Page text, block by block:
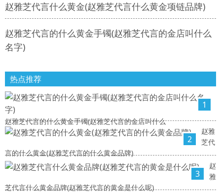
赵雅芝代言什么黄金(赵雅芝代言什么黄金项链品牌)
赵雅芝代言的什么黄金手镯(赵雅芝代言的金店叫什么
名字)
热点推荐
1
赵雅芝代言的什么黄金手镯(赵雅芝代言的金店叫什么
2
赵雅
芝代
言的什么黄金(赵雅芝代言的什么黄金品牌)
3
赵
雅
芝代言什么黄金品牌(赵雅芝代言的黄金是什么呢)